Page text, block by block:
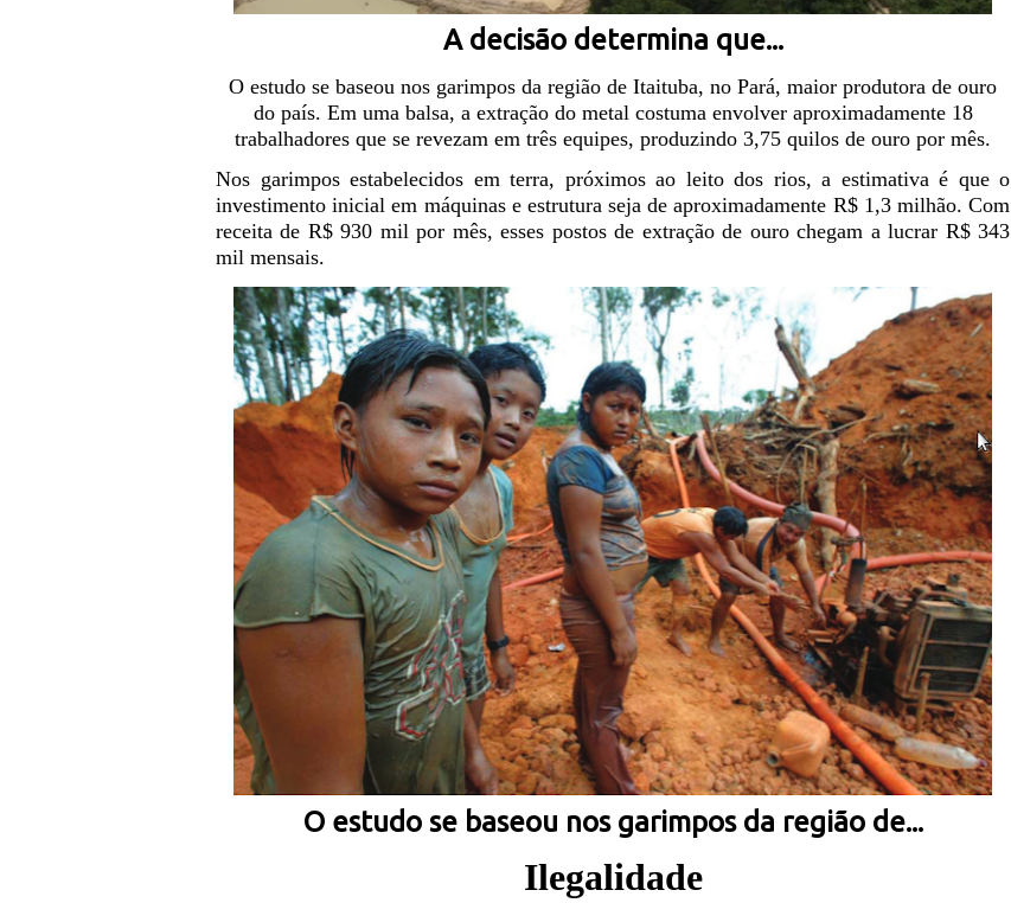
A decisão determina que...
O estudo se baseou nos garimpos da região de Itaituba, no Pará, maior produtora de ouro
do país. Em uma balsa, a extração do metal costuma envolver aproximadamente 18
trabalhadores que se revezam em três equipes, produzindo 3,75 quilos de ouro por mês.
Nos garimpos estabelecidos em terra, próximos ao leito dos rios, a estimativa é que o
investimento inicial em máquinas e estrutura seja de aproximadamente R$ 1,3 milhão. Com
receita de R$ 930 mil por mês, esses postos de extração de ouro chegam a lucrar R$ 343
mil mensais.
O estudo se baseou nos garimpos da região de...
Ilegalidade